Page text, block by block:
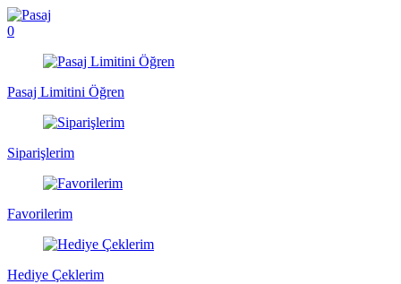
0
Pasaj Limitini Öğren
Siparişlerim
Favorilerim
Hediye Çeklerim